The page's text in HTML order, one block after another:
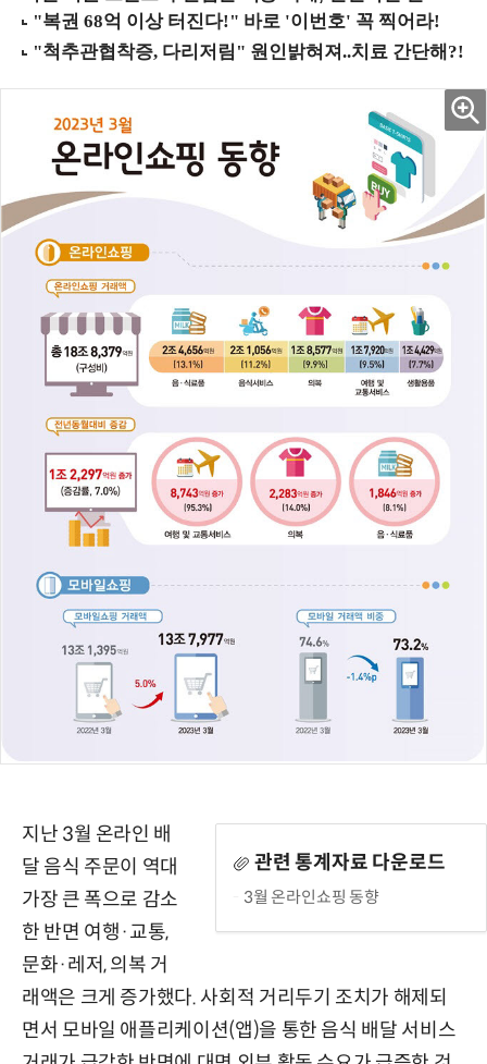
관련 통계자료 다운로드
3월 온라인쇼핑 동향
지난 3월 온라인 배
달 음식 주문이 역대
가장 큰 폭으로 감소
한 반면 여행·교통,
문화·레저, 의복 거
래액은 크게 증가했다. 사회적 거리두기 조치가 해제되
면서 모바일 애플리케이션(앱)을 통한 음식 배달 서비스